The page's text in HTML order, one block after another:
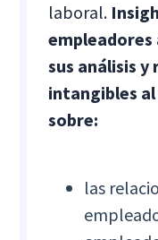
laboral.
empleadores
sus análisis
intangibles
sobre:
las